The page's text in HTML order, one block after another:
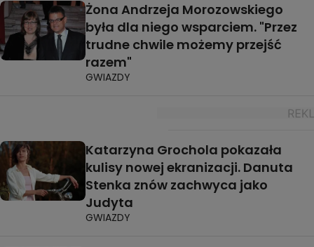
Żona Andrzeja Morozowskiego
była dla niego wsparciem. "Przez
trudne chwile możemy przejść
razem"
GWIAZDY
Katarzyna Grochola pokazała
kulisy nowej ekranizacji. Danuta
Stenka znów zachwyca jako
Judyta
GWIAZDY